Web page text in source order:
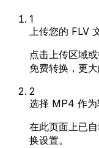
1
上传您的 FLV
点击上传区域
免费转换，更
2
选择 MP4 作为
在此页面上已
换设置。